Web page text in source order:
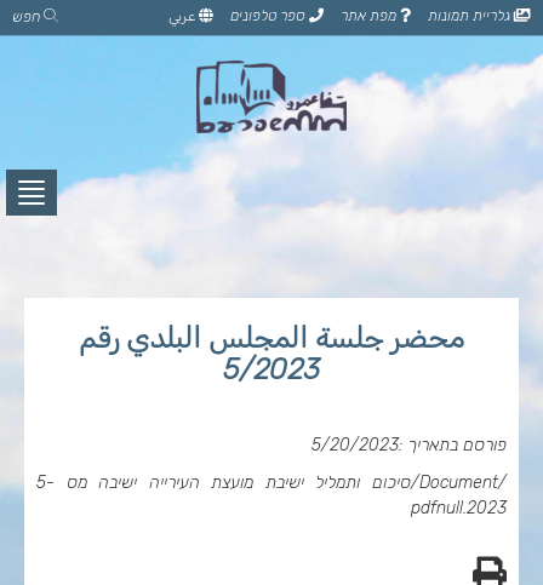
דלג
לתוכן
הדף
גלריית תמונות מפת אתר ספר טלפונים عربي חפש
לחץ
محضر جلسة المجلس البلدي رقم
5/2023
פורסם בתאריך :5/20/2023
/Document/סיכום ותמליל ישיבת מועצת העירייה ישיבה מס 5-
2023.pdf
null
הדפס